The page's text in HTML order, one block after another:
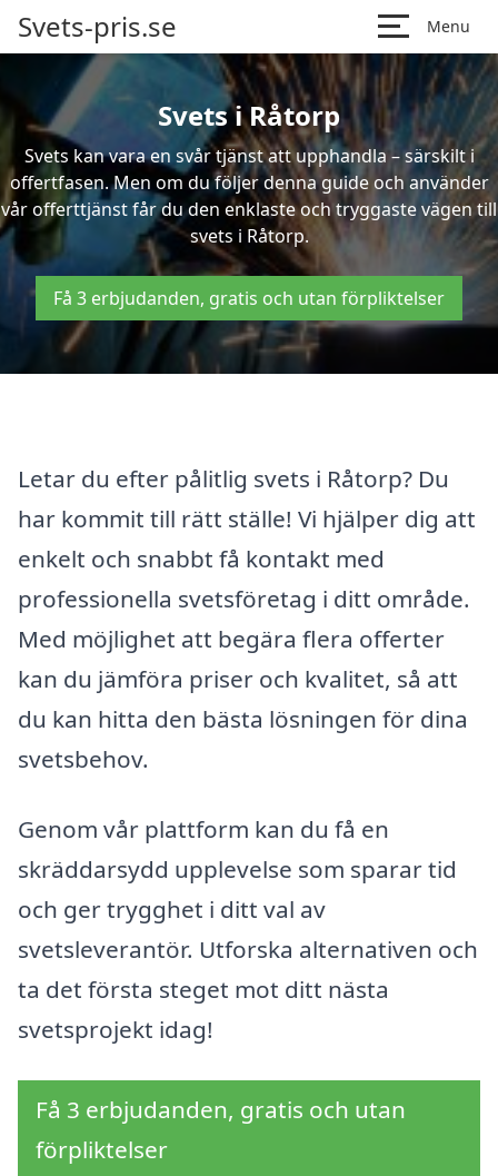
Svets-pris.se Menu
Svets i Råtorp
Svets kan vara en svår tjänst att upphandla – särskilt i
offertfasen. Men om du följer denna guide och använder
vår offerttjänst får du den enklaste och tryggaste vägen till
svets i Råtorp.
Få 3 erbjudanden, gratis och utan förpliktelser
Letar du efter pålitlig svets i Råtorp? Du
har kommit till rätt ställe! Vi hjälper dig att
enkelt och snabbt få kontakt med
professionella svetsföretag i ditt område.
Med möjlighet att begära flera offerter
kan du jämföra priser och kvalitet, så att
du kan hitta den bästa lösningen för dina
svetsbehov.
Genom vår plattform kan du få en
skräddarsydd upplevelse som sparar tid
och ger trygghet i ditt val av
svetsleverantör. Utforska alternativen och
ta det första steget mot ditt nästa
svetsprojekt idag!
Få 3 erbjudanden, gratis och utan
förpliktelser